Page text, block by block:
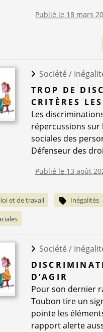
Publié le 18 mars
Société /
TROP DE
CRITÈRES
Les
répercussions sur
sociales des
Défenseur des
Publié le 13 août
et de travail Inégalités
Société /
D’AGIR
Pour son dernier
Toubon tire un
pointe les
rapport alerte